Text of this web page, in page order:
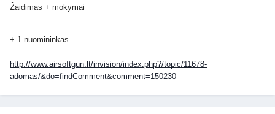
Žaidimas + mokymai
+ 1 nuomininkas
http://www.airsoftgun.lt/invision/index.php?/topic/11678-
adomas/&do=findComment&comment=150230